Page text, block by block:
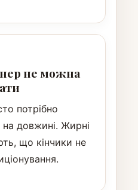
не можна
потрібно
довжині. Жирні
що кінчики не